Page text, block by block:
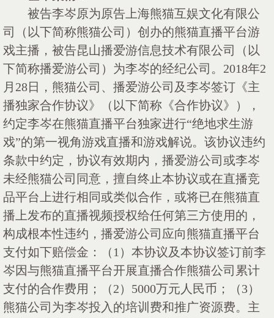
被告李岑原为原告上海熊猫互娱文化有限公
司（以下简称熊猫公司）创办的熊猫直播平台游
戏主播，被告昆山播爱游信息技术有限公司（以
下简称播爱游公司）为李岑的经纪公司。 2018年2
月28日，熊猫公司、播爱游公司及李岑签订《主
播独家合作协议》（以下简称《合作协议》），
约定李岑在熊猫直播平台独家进行“绝地求生游
戏”的第一视角游戏直播和游戏解说。该协议违约
条款中约定，协议有效期内，播爱游公司或李岑
未经熊猫公司同意，擅自终止本协议或在直播竞
品平台上进行相同或类似合作，或将已在熊猫直
播上发布的直播视频授权给任何第三方使用的，
构成根本性违约，播爱游公司应向熊猫直播平台
支付如下赔偿金：（1）本协议及本协议签订前李
岑因与熊猫直播平台开展直播合作熊猫公司累计
支付的合作费用；（2）5000万元人民币；（3）
熊猫公司为李岑投入的培训费和推广资源费。主